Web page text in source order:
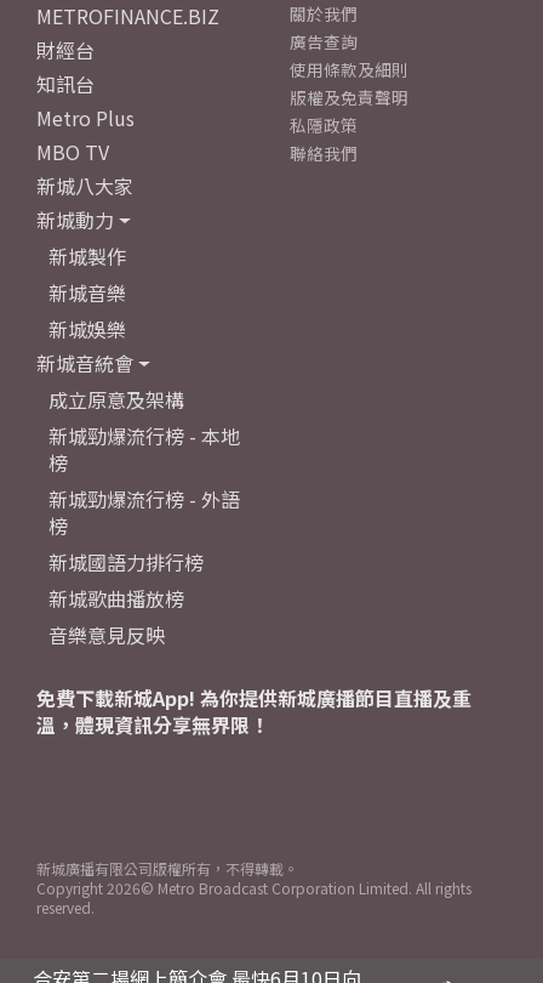
METROFINANCE.BIZ
財經台
知訊台
Metro Plus
MBO TV
新城八大家
新城動力
新城製作
新城音樂
新城娛樂
新城音統會
成立原意及架構
新城勁爆流行榜 - 本地
榜
新城勁爆流行榜 - 外語
榜
新城國語力排行榜
新城歌曲播放榜
音樂意見反映
關於我們
廣告查詢
使用條款及細則
版權及免責聲明
私隱政策
聯絡我們
免費下載新城App! 為你提供新城廣播節目直播及重
溫，體現資訊分享無界限！
新城廣播有限公司版權所有，不得轉載。
Copyright 2026© Metro Broadcast Corporation Limited. All rights
reserved.